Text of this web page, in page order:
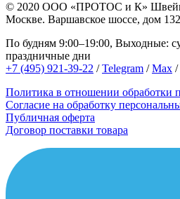
© 2020 ООО «ПРОТОС и К»
Москве. Варшавское шоссе, дом
По будням 9:00–19:00, Выходные:
праздничные дни
+7 (495) 921-39-22 /Telegram /Max /
Политика в отношении обработки
Согласие на обработку
Публичная оферта
Договор поставки товара